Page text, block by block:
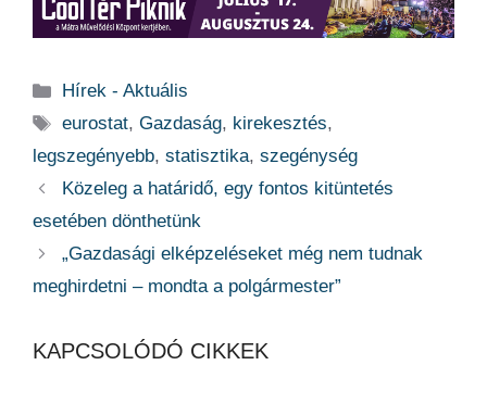
Kategória
Hírek - Aktuális
Címkék
eurostat,Gazdaság, kirekesztés,
legszegényebb, statisztika, szegénység
Közeleg a határidő, egy fontos kitüntetés
esetében dönthetünk
„Gazdasági elképzeléseket még nem tudnak
meghirdetni – mondta a polgármester”
KAPCSOLÓDÓ CIKKEK